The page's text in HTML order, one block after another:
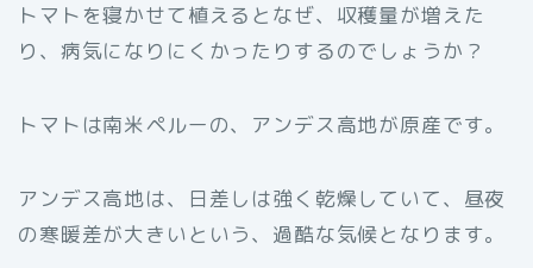
トマトを寝かせて植えるとなぜ、収穫量が増えた
り、病気になりにくかったりするのでしょうか？
トマトは南米ペルーの、アンデス高地が原産です。
アンデス高地は、日差しは強く乾燥していて、昼夜
の寒暖差が大きいという、過酷な気候となります。